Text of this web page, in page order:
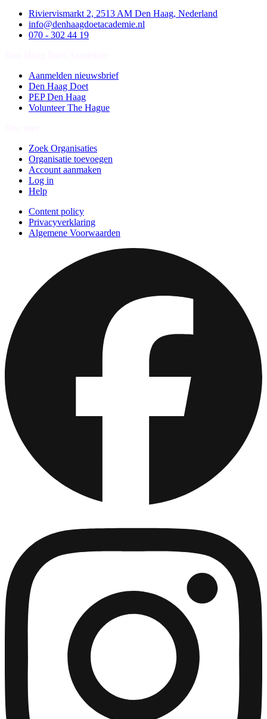
Riviervismarkt 2, 2513 AM Den Haag, Nederland
info@denhaagdoetacademie.nl
070 - 302 44 19
Aanmelden nieuwsbrief
Den Haag Doet
PEP Den Haag
Volunteer The Hague
Zoek Organisaties
Organisatie toevoegen
Account aanmaken
Log in
Help
Content policy
Privacyverklaring
Algemene Voorwaarden